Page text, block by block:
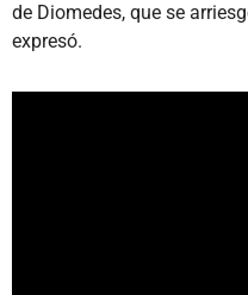
de Diomedes, que se
expresó.